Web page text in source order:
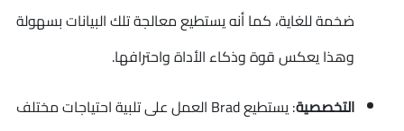
ضخمة للغاية، كما أنه يستطيع معالجة تلك البيانات بسهولة
وهذا يعكس قوة وذكاء الأداة واحترافها.
التخصصية
: يستطيع Brad العمل على تلبية احتياجات مختلف